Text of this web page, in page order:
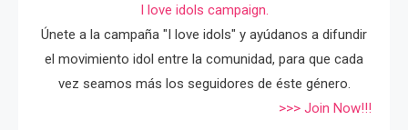
I love idols campaign.
Únete a la campaña "I love idols" y ayúdanos a difundir
el movimiento idol entre la comunidad, para que cada
vez seamos más los seguidores de éste género.
>>> Join Now!!!